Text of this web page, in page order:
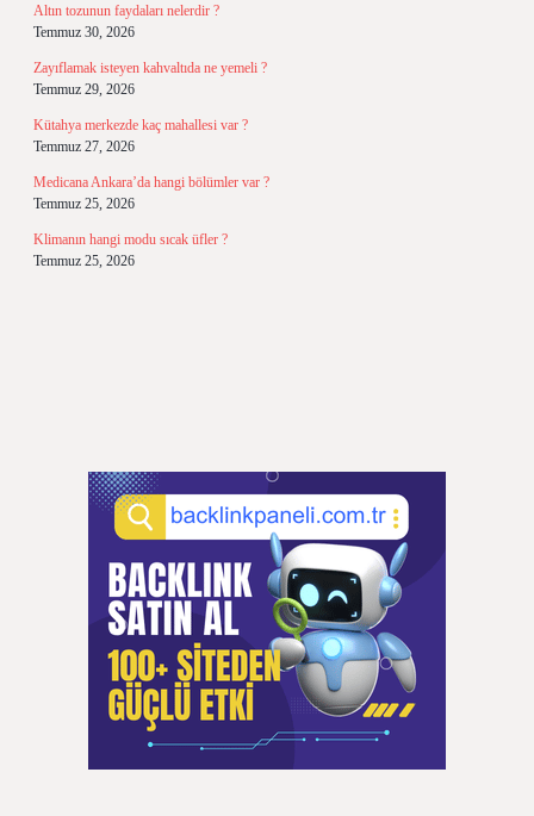
Altın tozunun faydaları nelerdir ?
Temmuz 30, 2026
Zayıflamak isteyen kahvaltıda ne yemeli ?
Temmuz 29, 2026
Kütahya merkezde kaç mahallesi var ?
Temmuz 27, 2026
Medicana Ankara’da hangi bölümler var ?
Temmuz 25, 2026
Klimanın hangi modu sıcak üfler ?
Temmuz 25, 2026